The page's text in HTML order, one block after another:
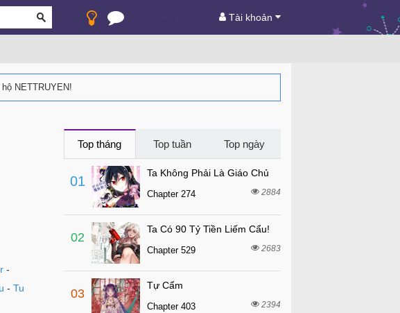
Tài khoản
NETTRUYEN!
-
-Tu
Top tháng Top tuần Top ngày
01
Ta Không Phải Là Giáo Chủ
Chapter 274 2884
02
Ta Có 90 Tỷ Tiền Liếm Cẩu!
Chapter 529 2683
03
Tự Cẩm
Chapter 403 2394